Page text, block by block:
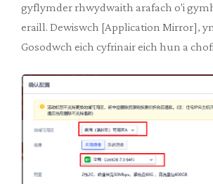
gyflymder rhwydwaith arafach o'i
eraill. Dewiswch [Application Mirror],
Gosodwch eich cyfrinair eich hun a